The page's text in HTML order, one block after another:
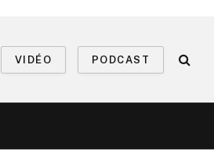
VIDÉO PODCAST